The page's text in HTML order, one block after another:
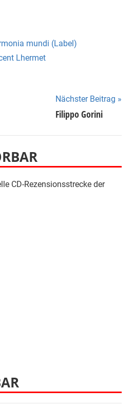
mundi (Label)
Lhermet
Nächster Beitrag
Filippo Gorini
CD-Rezensionsstrecke der